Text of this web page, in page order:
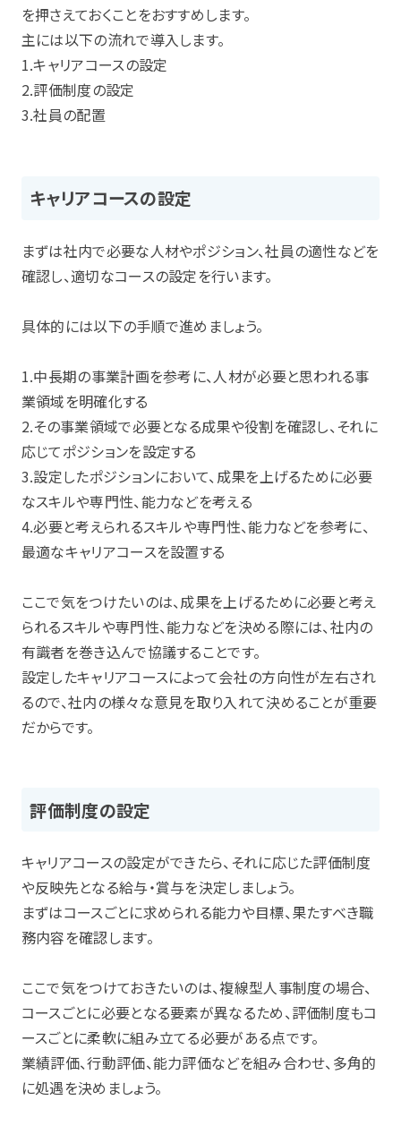
を押さえておくことをおすすめします。
主には以下の流れで導入します。
1.キャリアコースの設定
2.評価制度の設定
3.社員の配置
キャリアコースの設定
まずは社内で必要な人材やポジション、社員の適性などを
確認し、適切なコースの設定を行います。
具体的には以下の手順で進めましょう。
1.中長期の事業計画を参考に、人材が必要と思われる事
業領域を明確化する
2.その事業領域で必要となる成果や役割を確認し、それに
応じてポジションを設定する
3.設定したポジションにおいて、成果を上げるために必要
なスキルや専門性、能力などを考える
4.必要と考えられるスキルや専門性、能力などを参考に、
最適なキャリアコースを設置する
ここで気をつけたいのは、成果を上げるために必要と考え
られるスキルや専門性、能力などを決める際には、社内の
有識者を巻き込んで協議することです。
設定したキャリアコースによって会社の方向性が左右され
るので、社内の様々な意見を取り入れて決めることが重要
だからです。
評価制度の設定
キャリアコースの設定ができたら、それに応じた評価制度
や反映先となる給与・賞与を決定しましょう。
まずはコースごとに求められる能力や目標、果たすべき職
務内容を確認します。
ここで気をつけておきたいのは、複線型人事制度の場合、
コースごとに必要となる要素が異なるため、評価制度もコ
ースごとに柔軟に組み立てる必要がある点です。
業績評価、行動評価、能力評価などを組み合わせ、多角的
に処遇を決めましょう。